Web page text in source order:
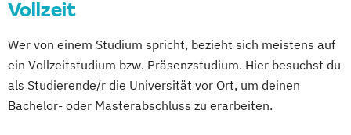
Vollzeit
Wer von einem Studium spricht, bezieht sich meistens auf
ein Vollzeitstudium bzw. Präsenzstudium. Hier besuchst du
als Studierende/r die Universität vor Ort, um deinen
Bachelor- oder Masterabschluss zu erarbeiten.